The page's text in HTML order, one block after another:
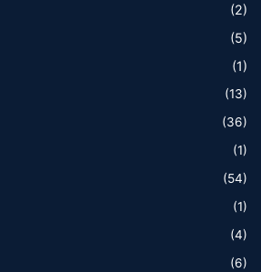
(2)
(5)
(1)
(13)
(36)
(1)
(54)
(1)
(4)
(6)